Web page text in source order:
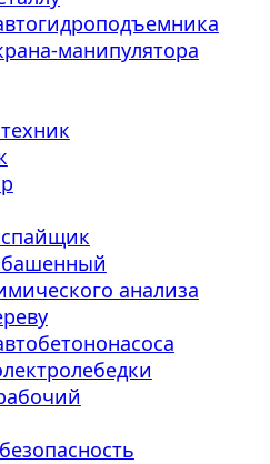
манипулятора
анализа